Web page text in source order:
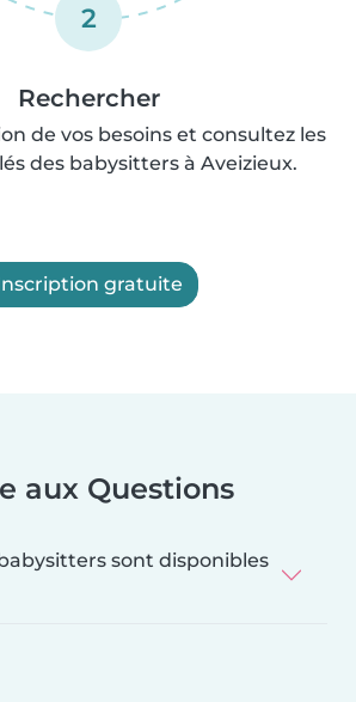
2
Rechercher
de vos besoins et consultez les
des babysitters à Aveizieux.
gratuite
aux Questions
sont disponibles